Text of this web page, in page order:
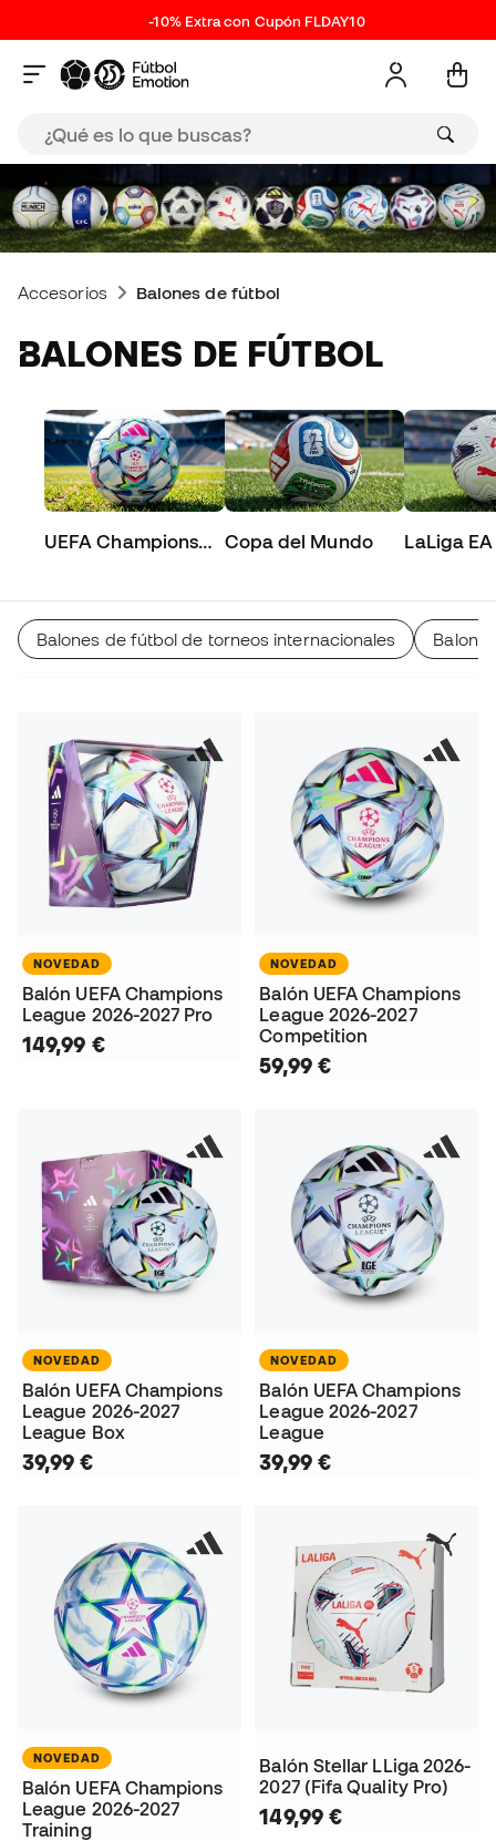
-10% Extra con Cupón FLDAY10
Accesorios Balones de fútbol
BALONES DE FÚTBOL
UEFA Champions
Copa del Mundo LaLiga
Balones de fútbol de torneos internacionales
NOVEDAD
Balón UEFA Champions
League 2026-2027 Pro
149,99 €
NOVEDAD
Balón UEFA Champions
League 2026-2027
Competition
59,99 €
NOVEDAD
Balón UEFA Champions
League 2026-2027
League Box
39,99 €
NOVEDAD
Balón UEFA Champions
League 2026-2027
League
39,99 €
NOVEDAD
Balón UEFA Champions
League 2026-2027
Training
Balón Stellar LLiga 2026-
2027 (Fifa Quality Pro)
149,99 €